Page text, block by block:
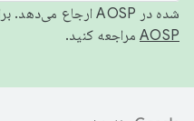
شده در AOSP ارجاع می‌دهد. برای اطلاعات بیشتر، به
AOSP مراجعه کنید.